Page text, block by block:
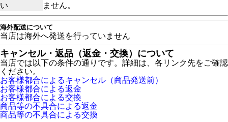
い
ません。
海外配送について
当店は海外へ発送を行っていません
キャンセル・返品（返金・交換）について
当店では以下の条件の通りです。詳細は、各リンク先をご確認
ください。
お客様都合によるキャンセル（商品発送前）
お客様都合による返金
お客様都合による交換
商品等の不具合による返金
商品等の不具合による交換